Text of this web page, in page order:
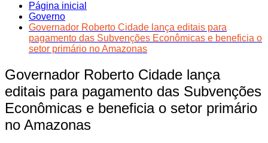
Página inicial
Governo
Governador Roberto Cidade lança editais para
pagamento das Subvenções Econômicas e beneficia o
setor primário no Amazonas
Governador Roberto Cidade lança
editais para pagamento das Subvenções
Econômicas e beneficia o setor primário
no Amazonas